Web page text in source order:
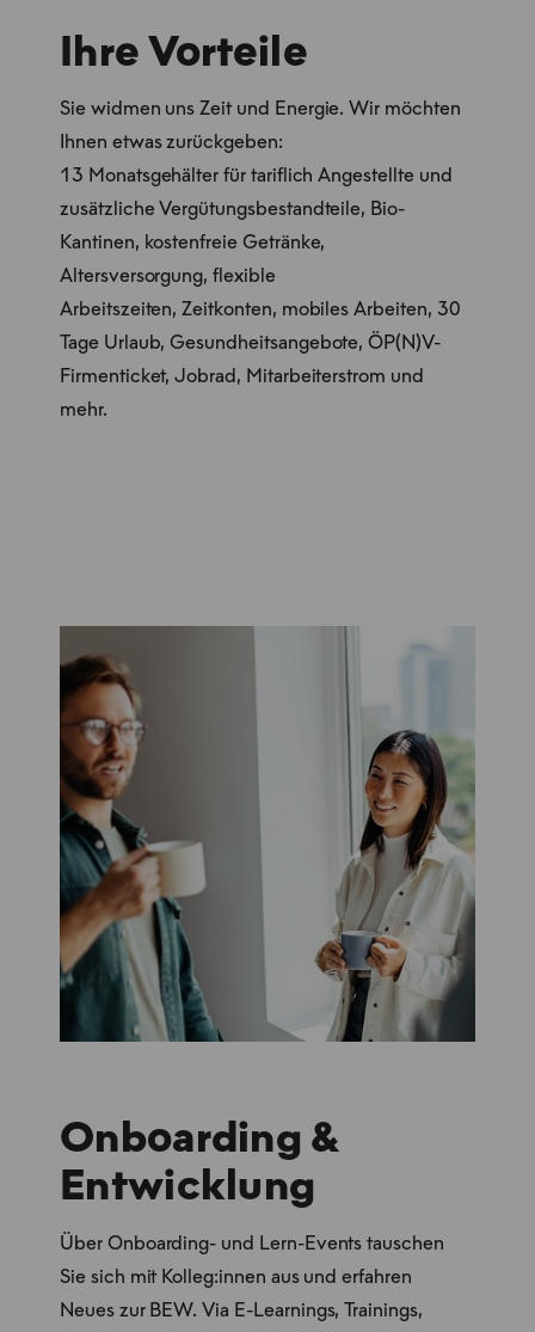
Ihre Vorteile
Sie widmen uns Zeit und Energie. Wir möchten
Ihnen etwas zurückgeben:
13 Monatsgehälter für tariflich Angestellte und
zusätzliche Vergütungsbestandteile, Bio-
Kantinen, kostenfreie Getränke,
Altersversorgung, flexible
Arbeitszeiten, Zeitkonten, mobiles Arbeiten, 30
Tage Urlaub, Gesundheitsangebote, ÖP(N)V-
Firmenticket, Jobrad, Mitarbeiterstrom und
mehr.
Onboarding &
Entwicklung
Über Onboarding- und Lern-Events tauschen
Sie sich mit Kolleg:innen aus und erfahren
Neues zur BEW. Via E-Learnings, Trainings,